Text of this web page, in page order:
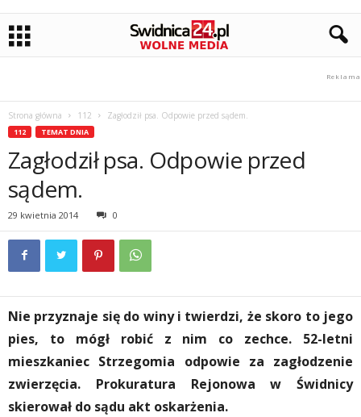
Strona główna 112 Zagłodził psa. Odpowie przed sądem.
112 TEMAT DNIA
Zagłodził psa. Odpowie przed
sądem.
29 kwietnia 2014 0
Nie przyznaje się do winy i twierdzi, że skoro to jego
pies, to mógł robić z nim co zechce. 52-letni
mieszkaniec Strzegomia odpowie za zagłodzenie
zwierzęcia. Prokuratura Rejonowa w Świdnicy
skierował do sądu akt oskarżenia.